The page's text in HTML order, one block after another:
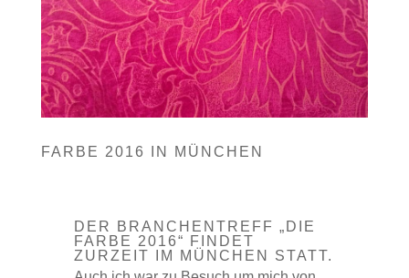
FARBE 2016 IN MÜNCHEN
DER BRANCHENTREFF „DIE
FARBE 2016“ FINDET
ZURZEIT IM MÜNCHEN STATT.